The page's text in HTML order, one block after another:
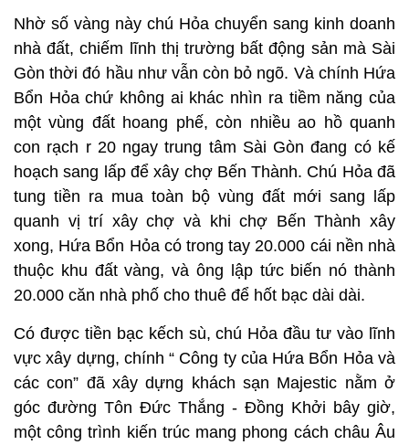
Nhờ số vàng này chú Hỏa chuyển sang kinh doanh
nhà đất, chiếm lĩnh thị trường bất động sản mà Sài
Gòn thời đó hầu như vẫn còn bỏ ngõ. Và chính Hứa
Bổn Hỏa chứ không ai khác nhìn ra tiềm năng của
một vùng đất hoang phế, còn nhiều ao hồ quanh
con rạch r 20 ngay trung tâm Sài Gòn đang có kế
hoạch sang lấp để xây chợ Bến Thành. Chú Hỏa đã
tung tiền ra mua toàn bộ vùng đất mới sang lấp
quanh vị trí xây chợ và khi chợ Bến Thành xây
xong, Hứa Bổn Hỏa có trong tay 20.000 cái nền nhà
thuộc khu đất vàng, và ông lập tức biến nó thành
20.000 căn nhà phố cho thuê để hốt bạc dài dài.
Có được tiền bạc kếch sù, chú Hỏa đầu tư vào lĩnh
vực xây dựng, chính “ Công ty của Hứa Bổn Hỏa và
các con” đã xây dựng khách sạn Majestic nằm ở
góc đường Tôn Đức Thắng - Đồng Khởi bây giờ,
một công trình kiến trúc mang phong cách châu Âu